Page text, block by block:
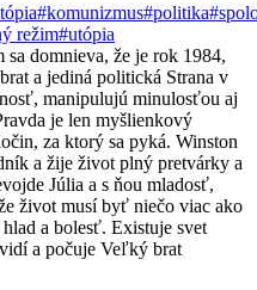
#komunizmus#politika
režim#utópia
domnieva, že je rok 1984,
a jediná politická Strana v
manipulujú minulosťou aj
je len myšlienkový
za ktorý sa pyká. Winston
a žije život plný pretvárky a
Júlia a s ňou mladosť,
život musí byť niečo viac ako
a bolesť. Existuje svet
a počuje Veľký brat